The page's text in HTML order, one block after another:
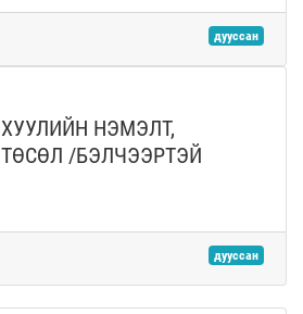
дууссан
НЭМЭЛТ,
/БЭЛЧЭЭРТЭЙ
дууссан